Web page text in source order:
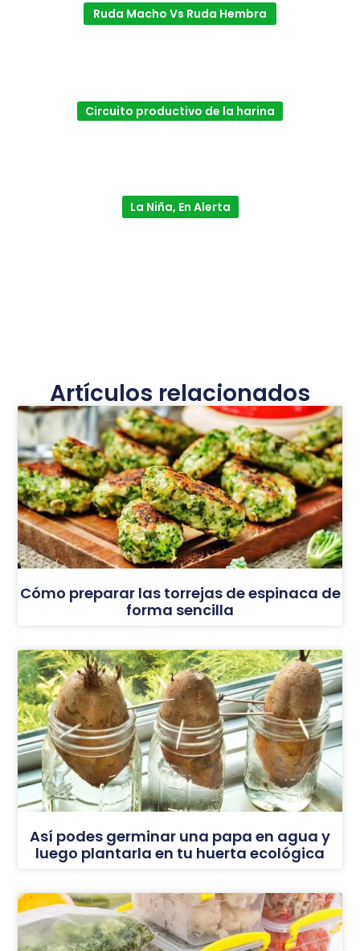
Ruda Macho Vs Ruda Hembra
Circuito productivo de la harina
La Niña, En Alerta
Artículos relacionados
Cómo preparar las torrejas de espinaca de
forma sencilla
Así podes germinar una papa en agua y
luego plantarla en tu huerta ecológica